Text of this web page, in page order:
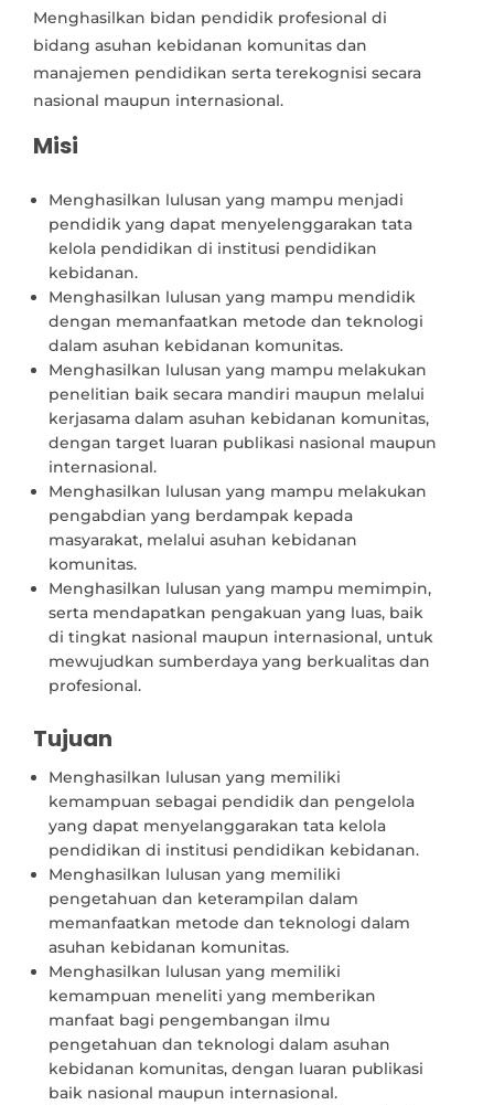
Menghasilkan bidan pendidik profesional di
bidang asuhan kebidanan komunitas dan
manajemen pendidikan serta terekognisi secara
nasional maupun internasional.
Misi
Menghasilkan lulusan yang mampu menjadi
pendidik yang dapat menyelenggarakan tata
kelola pendidikan di institusi pendidikan
kebidanan.
Menghasilkan lulusan yang mampu mendidik
dengan memanfaatkan metode dan teknologi
dalam asuhan kebidanan komunitas.
Menghasilkan lulusan yang mampu melakukan
penelitian baik secara mandiri maupun melalui
kerjasama dalam asuhan kebidanan komunitas,
dengan target luaran publikasi nasional maupun
internasional.
Menghasilkan lulusan yang mampu melakukan
pengabdian yang berdampak kepada
masyarakat, melalui asuhan kebidanan
komunitas.
Menghasilkan lulusan yang mampu memimpin,
serta mendapatkan pengakuan yang luas, baik
di tingkat nasional maupun internasional, untuk
mewujudkan sumberdaya yang berkualitas dan
profesional.
Tujuan
Menghasilkan lulusan yang memiliki
kemampuan sebagai pendidik dan pengelola
yang dapat menyelanggarakan tata kelola
pendidikan di institusi pendidikan kebidanan.
Menghasilkan lulusan yang memiliki
pengetahuan dan keterampilan dalam
memanfaatkan metode dan teknologi dalam
asuhan kebidanan komunitas.
Menghasilkan lulusan yang memiliki
kemampuan meneliti yang memberikan
manfaat bagi pengembangan ilmu
pengetahuan dan teknologi dalam asuhan
kebidanan komunitas, dengan luaran publikasi
baik nasional maupun internasional.